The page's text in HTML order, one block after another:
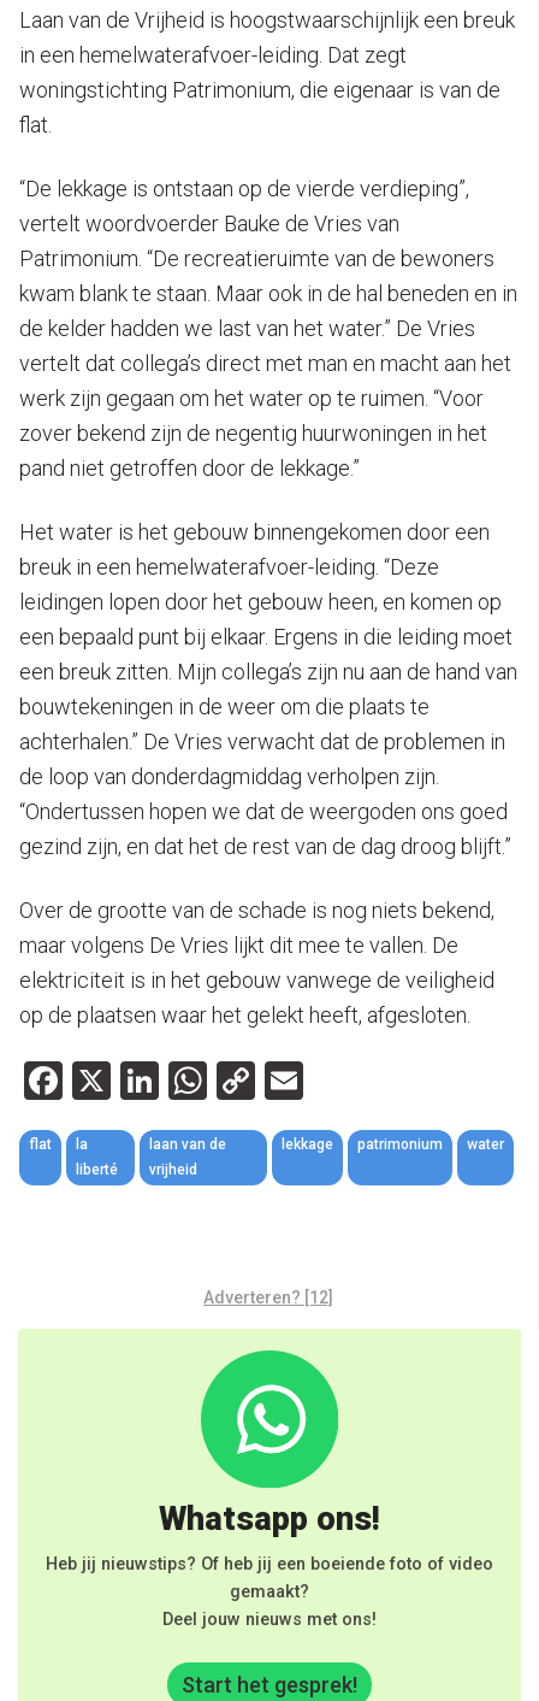
Laan van de Vrijheid is hoogstwaarschijnlijk een breuk
in een hemelwaterafvoer-leiding. Dat zegt
woningstichting Patrimonium, die eigenaar is van de
flat.
“De lekkage is ontstaan op de vierde verdieping”,
vertelt woordvoerder Bauke de Vries van
Patrimonium. “De recreatieruimte van de bewoners
kwam blank te staan. Maar ook in de hal beneden en in
de kelder hadden we last van het water.” De Vries
vertelt dat collega’s direct met man en macht aan het
werk zijn gegaan om het water op te ruimen. “Voor
zover bekend zijn de negentig huurwoningen in het
pand niet getroffen door de lekkage.”
Het water is het gebouw binnengekomen door een
breuk in een hemelwaterafvoer-leiding. “Deze
leidingen lopen door het gebouw heen, en komen op
een bepaald punt bij elkaar. Ergens in die leiding moet
een breuk zitten. Mijn collega’s zijn nu aan de hand van
bouwtekeningen in de weer om die plaats te
achterhalen.” De Vries verwacht dat de problemen in
de loop van donderdagmiddag verholpen zijn.
“Ondertussen hopen we dat de weergoden ons goed
gezind zijn, en dat het de rest van de dag droog blijft.”
Over de grootte van de schade is nog niets bekend,
maar volgens De Vries lijkt dit mee te vallen. De
elektriciteit is in het gebouw vanwege de veiligheid
op de plaatsen waar het gelekt heeft, afgesloten.
Facebook
X LinkedIn
WhatsApp
Copy
Link
flat
la
liberté
laan van de
vrijheid
lekkage patrimonium water
Adverteren? [12]
Whatsapp ons!
Heb jij nieuwstips? Of heb jij een boeiende foto of video
gemaakt?
Deel jouw nieuws met ons!
Start het gesprek!